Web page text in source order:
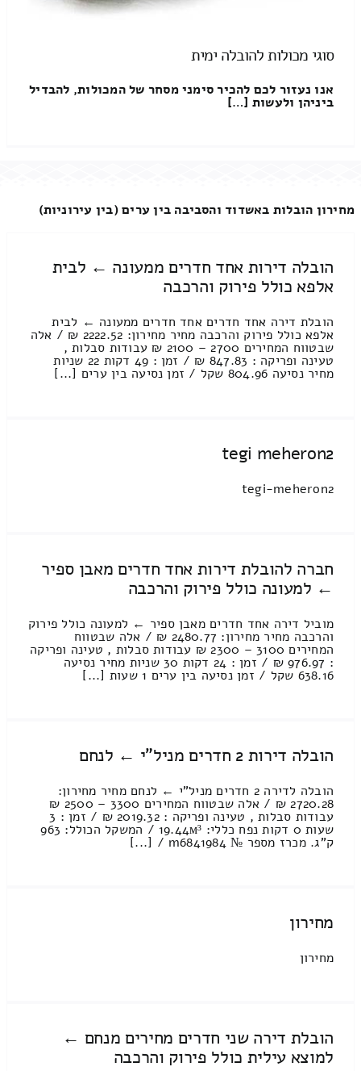
סוגי מכולות להובלה ימית
אנו נעזור לכם להכיר סימני מסחר של המכולות, להבדיל
ביניהן ולעשות […]
מחירון הובלות באשדוד והסביבה בין ערים (בין עירוניות)
הובלה דירות אחד חדרים ממעונה ← לבית
אלפא כולל פירוק והרכבה
הובלת דירה אחד חדרים אחד חדרים ממעונה ← לבית
אלפא כולל פירוק והרכבה מחיר מחירון: 2222.52 ₪ / אלה
שבטווח המחירים 2700 – 2100 ₪ עבודות סבלות ,
טעינה ופריקה : 847.83 ₪ / זמן : 49 דקות 22 שניות
מחיר נסיעה 804.96 שקל / זמן נסיעה בין ערים [...]
tegi meheron2
tegi-meheron2
חברה להובלת דירות אחד חדרים מאבן ספיר
← למעונה כולל פירוק והרכבה
מוביל דירה אחד חדרים מאבן ספיר ← למעונה כולל פירוק
והרכבה מחיר מחירון: 2480.77 ₪ / אלה שבטווח
המחירים 3100 – 2300 ₪ עבודות סבלות , טעינה ופריקה
: 976.97 ₪ / זמן : 24 דקות 30 שניות מחיר נסיעה
638.16 שקל / זמן נסיעה בין ערים 1 שעות [...]
הובלה דירות 2 חדרים מניל"י ← לנחם
הובלה לדירה 2 חדרים מניל"י ← לנחם מחיר מחירון:
2720.28 ₪ / אלה שבטווח המחירים 3300 – 2500 ₪
עבודות סבלות , טעינה ופריקה : 2019.32 ₪ / זמן : 3
שעות 0 דקות נפח כללי: 19.44м³ / המשקל הכולל: 963
ק”ג. מכרז מספר № m6841984 / [...]
מחירון
מחירון
הובלת דירה שני חדרים מחירים מנחם ←
למוצא עילית כולל פירוק והרכבה